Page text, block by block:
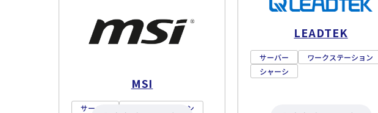
MSI
サーバー
ワークステーション
LEADTEK
サーバー
ワークステーション
シャーシ